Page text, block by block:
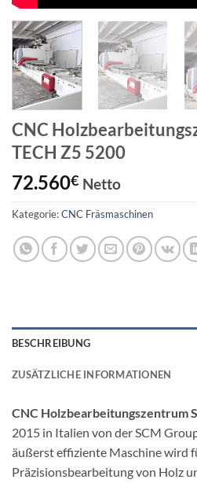
CNC
TECH Z5 5200
72.560€ Netto
Kategorie:CNC Fräsmaschinen
BESCHREIBUNG
ZUSÄTZLICHE INFORMATIONEN
CNC Holzbearbeitungszentrum
2015 in Italien von der SCM
äußerst effiziente Maschine wird
Präzisionsbearbeitung von Holz